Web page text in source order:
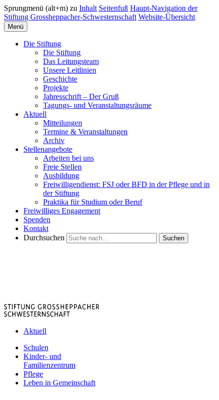
Sprungmenü (alt+m) zu Inhalt Seitenfuß Haupt-Navigation der
Stiftung Grossheppacher-Schwesternschaft Website-Übersicht
Menü
Die Stiftung
Die Stiftung
Das Leitungsteam
Unsere Leitlinien
Geschichte
Projekte
Jahresschrift – Der Gruß
Tagungs- und Veranstaltungsräume
Aktuell
Mitteilungen
Termine & Veranstaltungen
Archiv
Stellenangebote
Arbeiten bei uns
Freie Stellen
Ausbildung
Freiwilligendienst: FSJ oder BFD in der Pflege und in
der Stiftung
Praktika für Studium oder Beruf
Freiwilliges Engagement
Spenden
Kontakt
Durchsuchen
Suchen
Aktuell
Schulen
Kinder- und
Familienzentrum
Pflege
Leben in Gemeinschaft